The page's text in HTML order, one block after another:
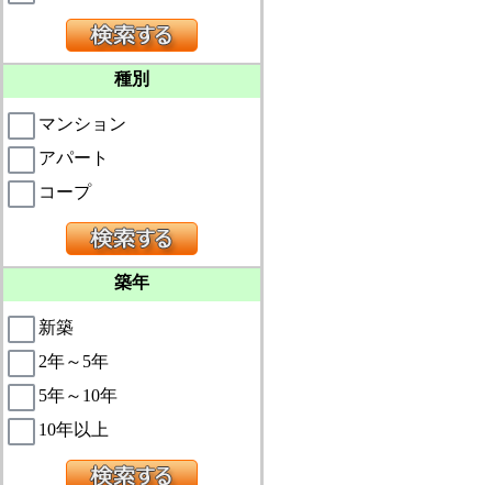
種別
マンション
アパート
コープ
築年
新築
2年～5年
5年～10年
10年以上